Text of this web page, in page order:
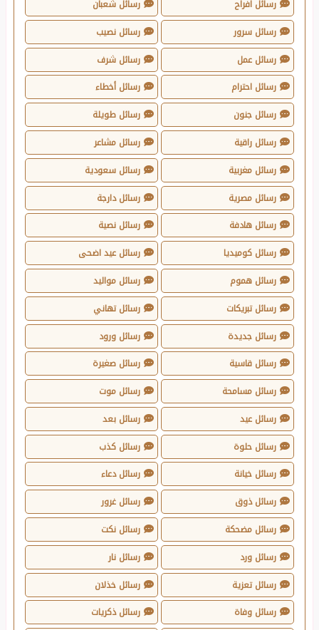
رسائل افراح
رسائل شعبان
رسائل سرور
رسائل نصيب
رسائل عمل
رسائل شرف
رسائل احترام
رسائل أخطاء
رسائل جنون
رسائل طويلة
رسائل راقية
رسائل مشاعر
رسائل مغربية
رسائل سعودية
رسائل مصرية
رسائل دارجة
رسائل هادفة
رسائل نصية
رسائل كوميديا
رسائل عيد اضحى
رسائل هموم
رسائل مواليد
رسائل تبريكات
رسائل تهاني
رسائل جديدة
رسائل ورود
رسائل قاسية
رسائل صغيرة
رسائل مسامحة
رسائل موت
رسائل عيد
رسائل بعد
رسائل حلوة
رسائل كذب
رسائل خيانة
رسائل دعاء
رسائل ذوق
رسائل غرور
رسائل مضحكة
رسائل نكت
رسائل ورد
رسائل نار
رسائل تعزية
رسائل خذلان
رسائل وفاة
رسائل ذكريات